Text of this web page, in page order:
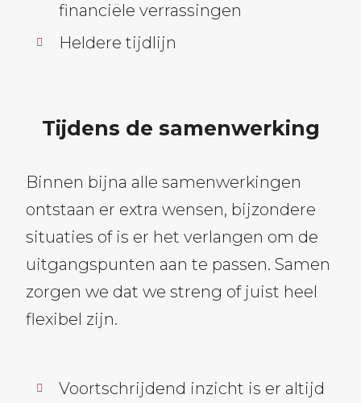
financiële verrassingen
Heldere tijdlijn
Tijdens de samenwerking
Binnen bijna alle samenwerkingen
ontstaan er extra wensen, bijzondere
situaties of is er het verlangen om de
uitgangspunten aan te passen. Samen
zorgen we dat we streng of juist heel
flexibel zijn.
Voortschrijdend inzicht is er altijd